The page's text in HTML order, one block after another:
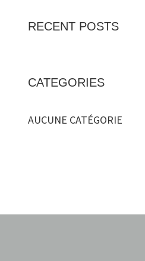
RECENT POSTS
CATEGORIES
AUCUNE CATÉGORIE